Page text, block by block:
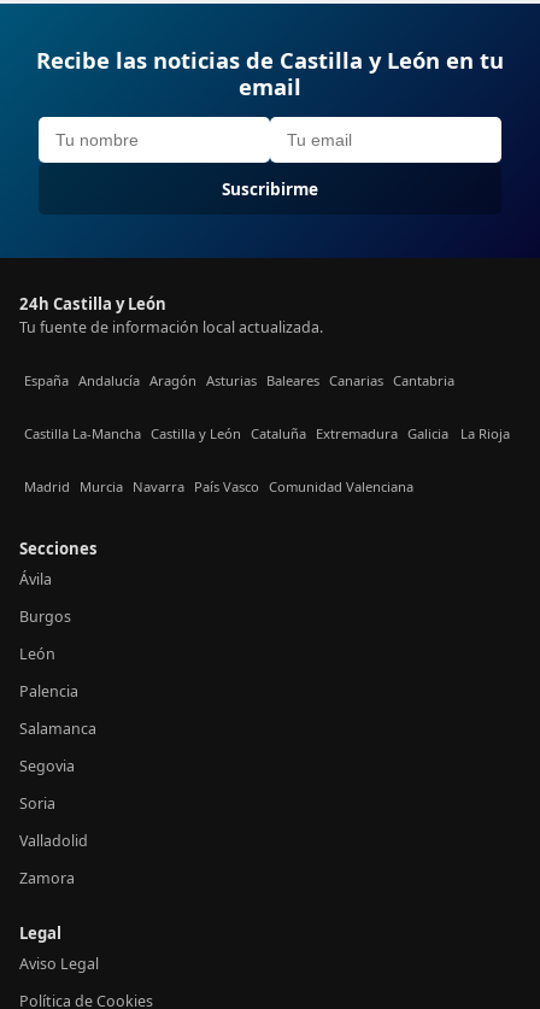
Recibe las noticias de Castilla y León en tu
email
Suscribirme
24h Castilla y León
Tu fuente de información local actualizada.
España Andalucía Aragón Asturias Baleares Canarias Cantabria
Castilla La-Mancha Castilla y León Cataluña Extremadura Galicia La Rioja
Madrid Murcia Navarra País Vasco Comunidad Valenciana
Secciones
Ávila
Burgos
León
Palencia
Salamanca
Segovia
Soria
Valladolid
Zamora
Legal
Aviso Legal
Política de Cookies